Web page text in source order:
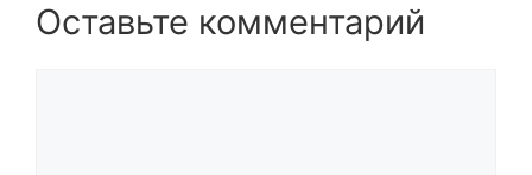
Оставьте комментарий